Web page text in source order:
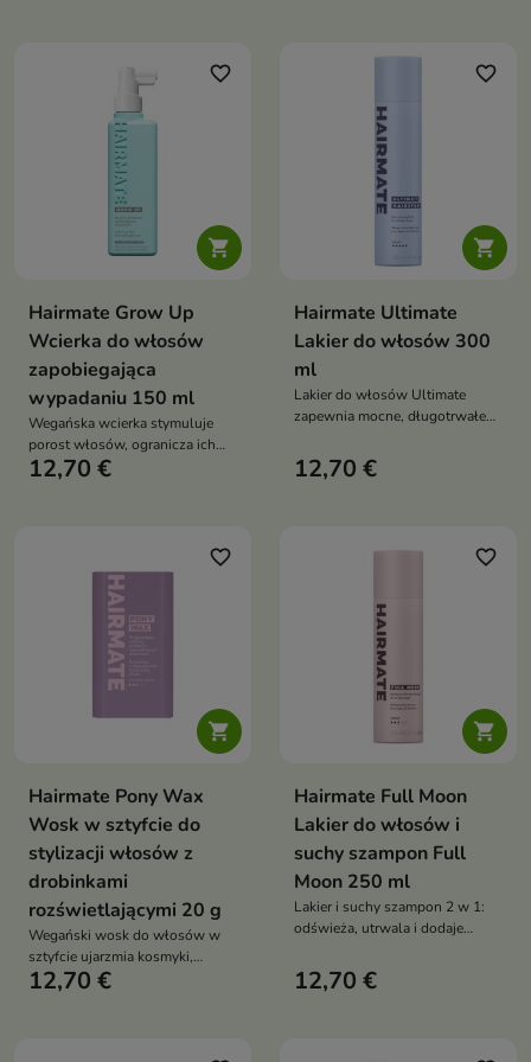
dodając pasmom jedwabistego
połysku i miękkości – bez efektu

favorite_border
Hairmate Grow Up
Wcierka do włosów
zapobiegająca
wypadaniu 150 ml
Wegańska wcierka stymuluje
porost włosów, ogranicza ich
wypadanie i wzmacnia cebulki.
mocniejsze, gęstsze i pełne
12,70 €

favorite_border
Hairmate Ultimate
Lakier do włosów 300
ml
Lakier do włosów Ultimate
zapewnia mocne, długotrwałe
sklejania włosów. Dzięki
szybkoschnącej formule z
12,70 €

favorite_border
Hairmate Pony Wax
Wosk w sztyfcie do
stylizacji włosów z
drobinkami
rozświetlającymi 20 g
Wegański wosk do włosów w
sztyfcie ujarzmia kosmyki,
wygładza i nabłyszcza dzięki
12,70 €

favorite_border
Hairmate Full Moon
Lakier do włosów i
suchy szampon Full
Moon 250 ml
Lakier i suchy szampon 2 w 1:
odświeża, utrwala i dodaje
pochłania sebum, włosy są
lekkie, świeże i elastyczne bez
12,70 €